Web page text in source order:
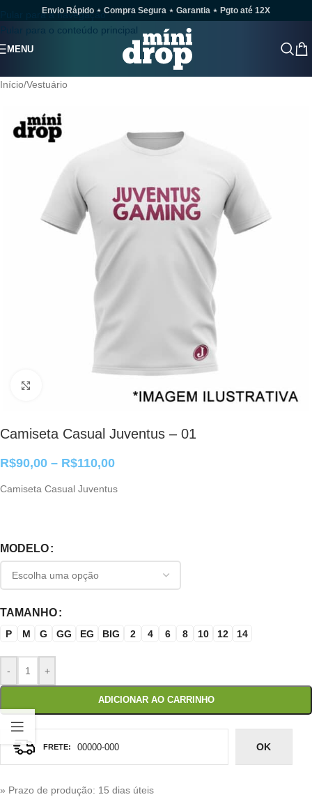
Pular para a navegação
Pular para o conteúdo principal
Envio Rápido ⋆ Compra Segura ⋆ Garantia ⋆ Pgto até 12X
MENU
Início/Vestuário
Camiseta Casual Juventus – 01
R$90,00 – R$110,00
Camiseta Casual Juventus
MODELO
TAMANHO
P M G GG EG BIG 2 4 6 8 10 12 14
- +
ADICIONAR AO CARRINHO
OK
» Prazo de produção: 15 dias úteis